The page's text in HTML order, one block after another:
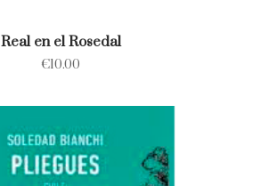
Real en el Rosedal
€10.00